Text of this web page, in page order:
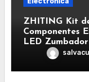
ZHITING Kit
Componentes
LED